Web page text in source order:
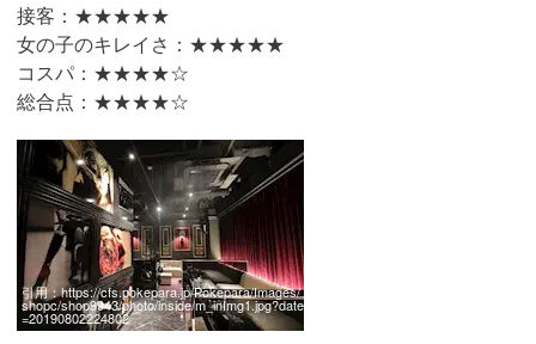
接客：★★★★★
女の子のキレイさ：★★★★★
コスパ：★★★★☆
総合点：★★★★☆
引用：https://cfs.pokepara.jp/Pokepara/Images/
shopc/shop9943/photo/inside/m_inImg1.jpg?date
=20190802224802